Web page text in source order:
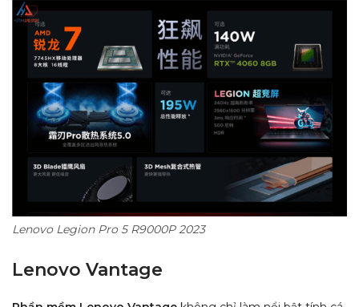
Lenovo Legion Pro 5 R9000P 2023
Lenovo Vantage